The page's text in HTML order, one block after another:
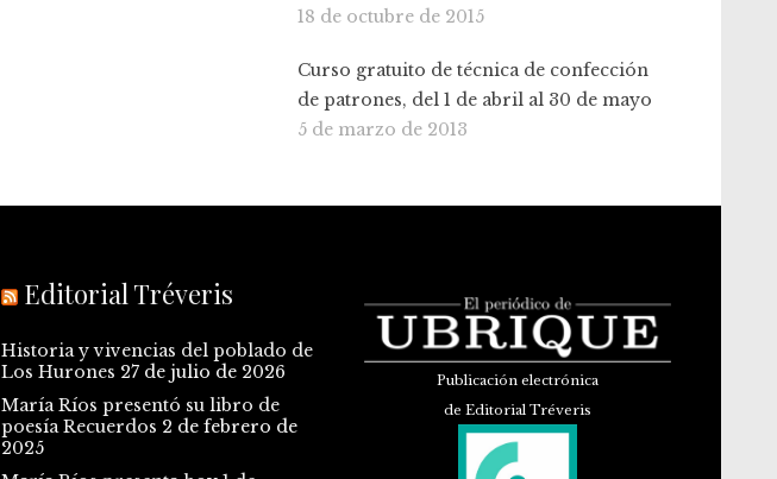
18 de octubre de 2015
Curso gratuito de técnica de confección
de patrones, del 1 de abril al 30 de mayo
5 de marzo de 2013
Editorial Tréveris
Historia y vivencias del poblado de
Los Hurones 27 de julio de 2026
María Ríos presentó su libro de
poesía Recuerdos 2 de febrero de
2025
Publicación electrónica
de Editorial Tréveris